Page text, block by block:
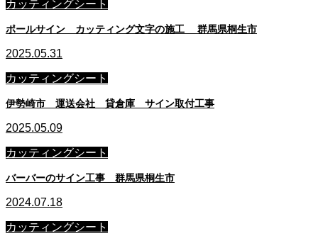
カッティングシート
ポールサイン カッティング文字の施工 群馬県桐生市
2025.05.31
カッティングシート
伊勢崎市 運送会社 貸倉庫 サイン取付工事
2025.05.09
カッティングシート
バーバーのサイン工事 群馬県桐生市
2024.07.18
カッティングシート